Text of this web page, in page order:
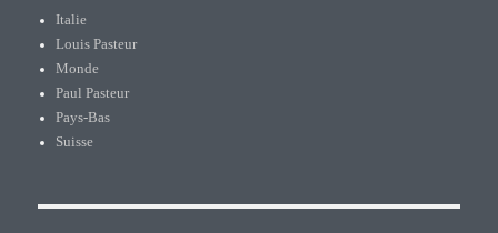
Italie
Louis Pasteur
Monde
Paul Pasteur
Pays-Bas
Suisse